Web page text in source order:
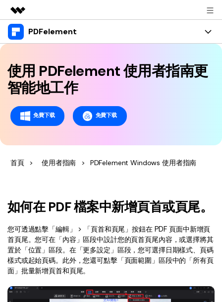
精選產品
實用工具
總覽
解決方案
關於我們
新聞中心
PDFelement
桌面版
Mac 版 PDFelement
iPhone/iPad 版 PDFelement
雲端版
Document Cloud
SDK
PDFelement SDK
功能
閱讀 PDF
建立 PDF
個人使用者
轉換 PDF
編輯 PDF
壓縮 PDF
整理 PDF
資源
教學中心
人氣名單
商業秘訣
PDF 表單解決方案
PDF 知識
簽署 PDF 秘訣
教學文章 - Mac 系统
聯絡支援部門
新功能
折扣
升級至 9.0 版
教育界折扣
使用 PDFelement 使用者指南更
智能地工作
免費下载 免費下载
首頁 > 使用者指南 > PDFelement Windows 使用者指南
如何在 PDF 檔案中新增頁首或頁尾。
您可透過點擊「編輯」 > 「頁首和頁尾」按鈕在 PDF 頁面中新增頁
首頁尾。您可在「內容」區段中設計您的頁首頁尾內容，或選擇將其
置於「位置」區段。在「更多設定」區段，您可選擇日期樣式、頁碼
樣式或起始頁碼。此外，您還可點擊「頁面範圍」區段中的「所有頁
面」批量新增頁首和頁尾。